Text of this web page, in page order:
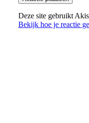
Deze site gebruikt
Bekijk hoe je reactie